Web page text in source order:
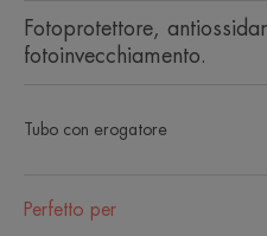
Fotoprotettore,
fotoinvecchiamento.
Tubo con erogatore
Perfetto per